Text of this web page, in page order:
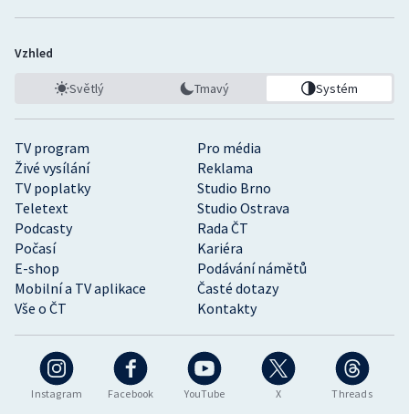
Instagram Facebook YouTube X Threads
TV program
Pro média
Živé vysílání
Reklama
TV poplatky
Studio Brno
Teletext
Studio Ostrava
Podcasty
Rada ČT
Počasí
Kariéra
E-shop
Podávání námětů
Mobilní a TV aplikace
Časté dotazy
Vše o ČT
Kontakty
Vzhled
Světlý Tmavý Systém